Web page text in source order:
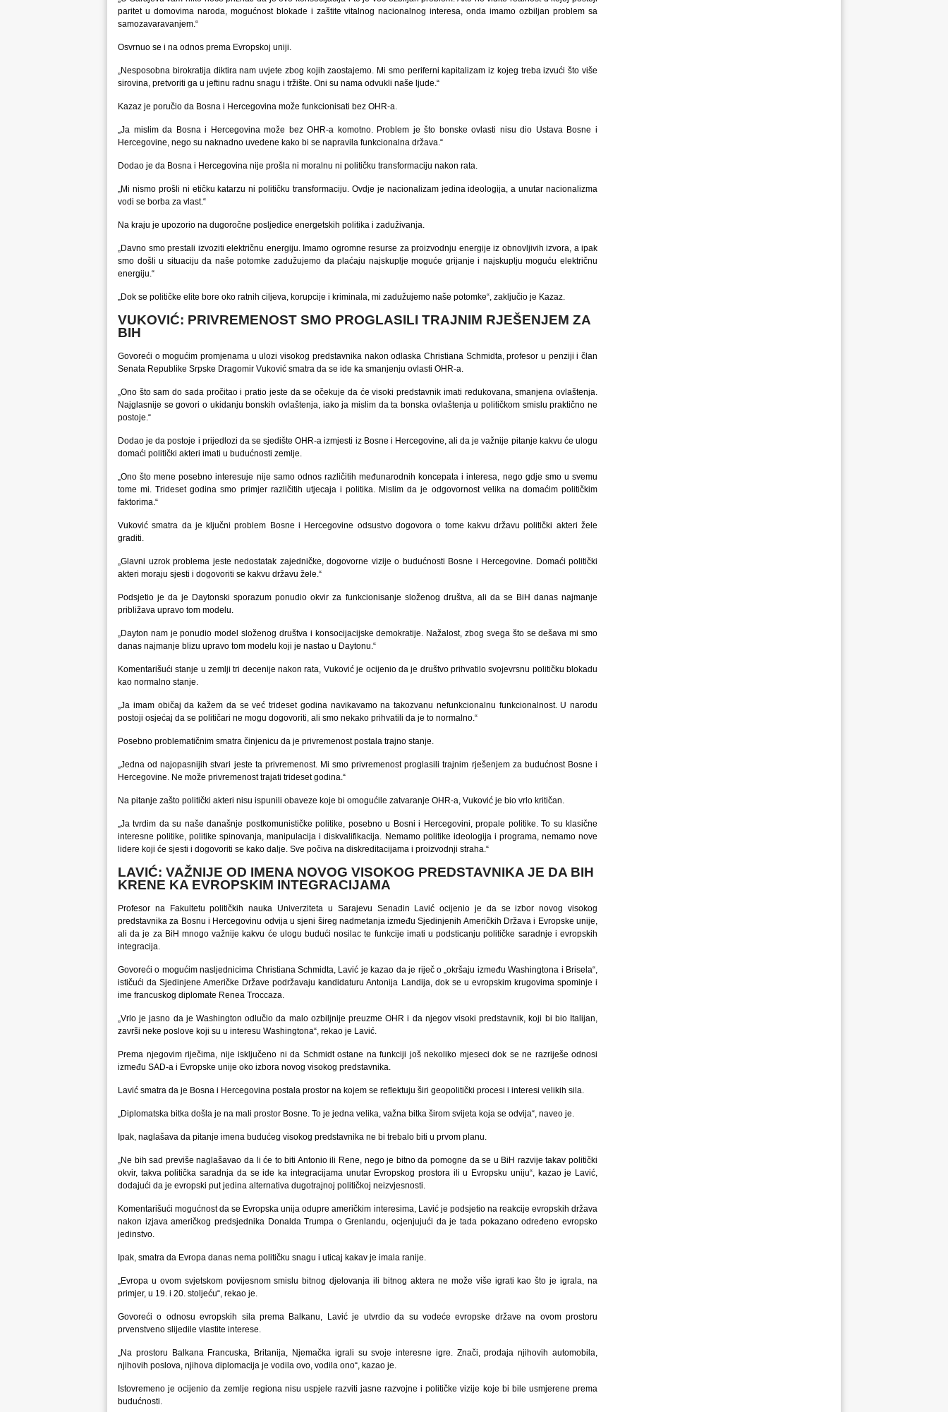
paritet u domovima naroda, mogućnost blokade i zaštite vitalnog nacionalnog interesa, onda imamo ozbiljan problem sa
samozavaravanjem.“
Osvrnuo se i na odnos prema Evropskoj uniji.
„Nesposobna birokratija diktira nam uvjete zbog kojih zaostajemo. Mi smo periferni kapitalizam iz kojeg treba izvući što više
sirovina, pretvoriti ga u jeftinu radnu snagu i tržište. Oni su nama odvukli naše ljude.“
Kazaz je poručio da Bosna i Hercegovina može funkcionisati bez OHR-a.
„Ja mislim da Bosna i Hercegovina može bez OHR-a komotno. Problem je što bonske ovlasti nisu dio Ustava Bosne i
Hercegovine, nego su naknadno uvedene kako bi se napravila funkcionalna država.“
Dodao je da Bosna i Hercegovina nije prošla ni moralnu ni političku transformaciju nakon rata.
„Mi nismo prošli ni etičku katarzu ni političku transformaciju. Ovdje je nacionalizam jedina ideologija, a unutar nacionalizma
vodi se borba za vlast.“
Na kraju je upozorio na dugoročne posljedice energetskih politika i zaduživanja.
„Davno smo prestali izvoziti električnu energiju. Imamo ogromne resurse za proizvodnju energije iz obnovljivih izvora, a ipak
smo došli u situaciju da naše potomke zadužujemo da plaćaju najskuplje moguće grijanje i najskuplju moguću električnu
energiju.“
„Dok se političke elite bore oko ratnih ciljeva, korupcije i kriminala, mi zadužujemo naše potomke“, zaključio je Kazaz.
VUKOVIĆ: PRIVREMENOST SMO PROGLASILI TRAJNIM RJEŠENJEM ZA
BIH
Govoreći o mogućim promjenama u ulozi visokog predstavnika nakon odlaska Christiana Schmidta, profesor u penziji i član
Senata Republike Srpske Dragomir Vuković smatra da se ide ka smanjenju ovlasti OHR-a.
„Ono što sam do sada pročitao i pratio jeste da se očekuje da će visoki predstavnik imati redukovana, smanjena ovlaštenja.
Najglasnije se govori o ukidanju bonskih ovlaštenja, iako ja mislim da ta bonska ovlaštenja u političkom smislu praktično ne
postoje.“
Dodao je da postoje i prijedlozi da se sjedište OHR-a izmjesti iz Bosne i Hercegovine, ali da je važnije pitanje kakvu će ulogu
domaći politički akteri imati u budućnosti zemlje.
„Ono što mene posebno interesuje nije samo odnos različitih međunarodnih koncepata i interesa, nego gdje smo u svemu
tome mi. Trideset godina smo primjer različitih utjecaja i politika. Mislim da je odgovornost velika na domaćim političkim
faktorima.“
Vuković smatra da je ključni problem Bosne i Hercegovine odsustvo dogovora o tome kakvu državu politički akteri žele
graditi.
„Glavni uzrok problema jeste nedostatak zajedničke, dogovorne vizije o budućnosti Bosne i Hercegovine. Domaći politički
akteri moraju sjesti i dogovoriti se kakvu državu žele.“
Podsjetio je da je Daytonski sporazum ponudio okvir za funkcionisanje složenog društva, ali da se BiH danas najmanje
približava upravo tom modelu.
„Dayton nam je ponudio model složenog društva i konsocijacijske demokratije. Nažalost, zbog svega što se dešava mi smo
danas najmanje blizu upravo tom modelu koji je nastao u Daytonu.“
Komentarišući stanje u zemlji tri decenije nakon rata, Vuković je ocijenio da je društvo prihvatilo svojevrsnu političku blokadu
kao normalno stanje.
„Ja imam običaj da kažem da se već trideset godina navikavamo na takozvanu nefunkcionalnu funkcionalnost. U narodu
postoji osjećaj da se političari ne mogu dogovoriti, ali smo nekako prihvatili da je to normalno.“
Posebno problematičnim smatra činjenicu da je privremenost postala trajno stanje.
„Jedna od najopasnijih stvari jeste ta privremenost. Mi smo privremenost proglasili trajnim rješenjem za budućnost Bosne i
Hercegovine. Ne može privremenost trajati trideset godina.“
Na pitanje zašto politički akteri nisu ispunili obaveze koje bi omogućile zatvaranje OHR-a, Vuković je bio vrlo kritičan.
„Ja tvrdim da su naše današnje postkomunističke politike, posebno u Bosni i Hercegovini, propale politike. To su klasične
interesne politike, politike spinovanja, manipulacija i diskvalifikacija. Nemamo politike ideologija i programa, nemamo nove
lidere koji će sjesti i dogovoriti se kako dalje. Sve počiva na diskreditacijama i proizvodnji straha.“
LAVIĆ: VAŽNIJE OD IMENA NOVOG VISOKOG PREDSTAVNIKA JE DA BIH
KRENE KA EVROPSKIM INTEGRACIJAMA
Profesor na Fakultetu političkih nauka Univerziteta u Sarajevu Senadin Lavić ocijenio je da se izbor novog visokog
predstavnika za Bosnu i Hercegovinu odvija u sjeni šireg nadmetanja između Sjedinjenih Američkih Država i Evropske unije,
ali da je za BiH mnogo važnije kakvu će ulogu budući nosilac te funkcije imati u podsticanju političke saradnje i evropskih
integracija.
Govoreći o mogućim nasljednicima Christiana Schmidta, Lavić je kazao da je riječ o „okršaju između Washingtona i Brisela“,
ističući da Sjedinjene Američke Države podržavaju kandidaturu Antonija Landija, dok se u evropskim krugovima spominje i
ime francuskog diplomate Renea Troccaza.
„Vrlo je jasno da je Washington odlučio da malo ozbiljnije preuzme OHR i da njegov visoki predstavnik, koji bi bio Italijan,
završi neke poslove koji su u interesu Washingtona“, rekao je Lavić.
Prema njegovim riječima, nije isključeno ni da Schmidt ostane na funkciji još nekoliko mjeseci dok se ne razriješe odnosi
između SAD-a i Evropske unije oko izbora novog visokog predstavnika.
Lavić smatra da je Bosna i Hercegovina postala prostor na kojem se reflektuju širi geopolitički procesi i interesi velikih sila.
„Diplomatska bitka došla je na mali prostor Bosne. To je jedna velika, važna bitka širom svijeta koja se odvija“, naveo je.
Ipak, naglašava da pitanje imena budućeg visokog predstavnika ne bi trebalo biti u prvom planu.
„Ne bih sad previše naglašavao da li će to biti Antonio ili Rene, nego je bitno da pomogne da se u BiH razvije takav politički
okvir, takva politička saradnja da se ide ka integracijama unutar Evropskog prostora ili u Evropsku uniju“, kazao je Lavić,
dodajući da je evropski put jedina alternativa dugotrajnoj političkoj neizvjesnosti.
Komentarišući mogućnost da se Evropska unija odupre američkim interesima, Lavić je podsjetio na reakcije evropskih država
nakon izjava američkog predsjednika Donalda Trumpa o Grenlandu, ocjenjujući da je tada pokazano određeno evropsko
jedinstvo.
Ipak, smatra da Evropa danas nema političku snagu i uticaj kakav je imala ranije.
„Evropa u ovom svjetskom povijesnom smislu bitnog djelovanja ili bitnog aktera ne može više igrati kao što je igrala, na
primjer, u 19. i 20. stoljeću“, rekao je.
Govoreći o odnosu evropskih sila prema Balkanu, Lavić je utvrdio da su vodeće evropske države na ovom prostoru
prvenstveno slijedile vlastite interese.
„Na prostoru Balkana Francuska, Britanija, Njemačka igrali su svoje interesne igre. Znači, prodaja njihovih automobila,
njihovih poslova, njihova diplomacija je vodila ovo, vodila ono“, kazao je.
Istovremeno je ocijenio da zemlje regiona nisu uspjele razviti jasne razvojne i političke vizije koje bi bile usmjerene prema
budućnosti.